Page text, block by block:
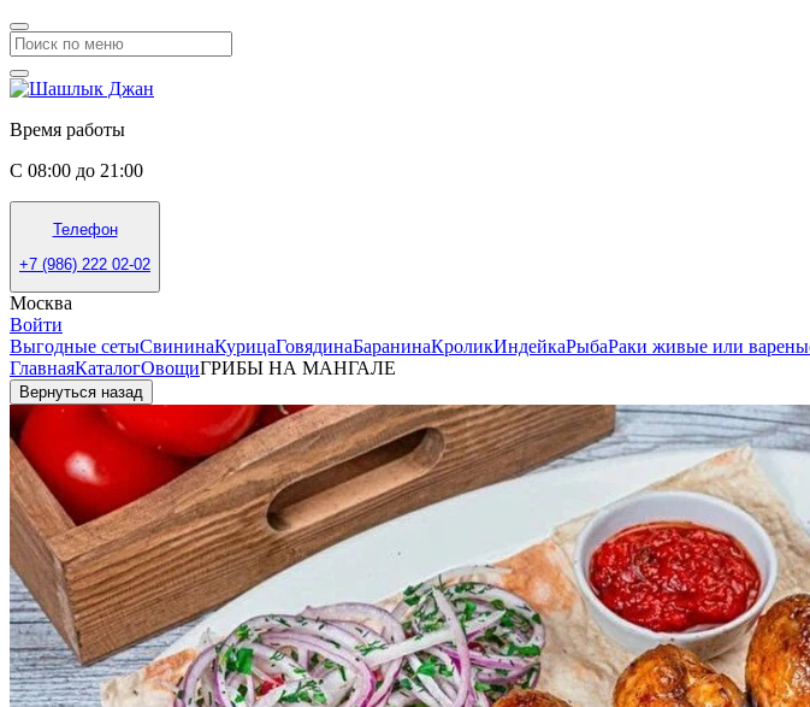
Время работы
С 08:00 до 21:00
Телефон
+7 (986) 222 02-02
Москва
Войти
Выгодные сетыСвининаКурицаГовядинаБаранинаКроликИндейкаРыбаРаки живые или
ГлавнаяКаталогОвощиГРИБЫ НА МАНГАЛЕ
Вернуться назад